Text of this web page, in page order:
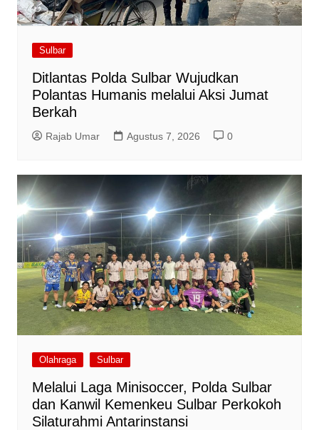
Sulbar
Ditlantas Polda Sulbar Wujudkan
Polantas Humanis melalui Aksi Jumat
Berkah
Rajab Umar Agustus 7, 2026 0
Olahraga Sulbar
Melalui Laga Minisoccer, Polda Sulbar
dan Kanwil Kemenkeu Sulbar Perkokoh
Silaturahmi Antarinstansi